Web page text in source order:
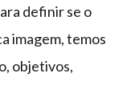
definir se o
imagem, temos
objetivos,